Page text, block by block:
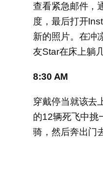
查看紧急邮件，
度，最后打开
新的照片。在冲
友Star在床上躺
8:30 AM
穿戴停当就该去
的12辆死飞中挑
骑，然后奔出门